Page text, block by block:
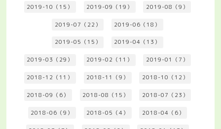
2019-10（15） 2019-09（19） 2019-08（9）
2019-07（22） 2019-06（18）
2019-05（15） 2019-04（13）
2019-03（29） 2019-02（11） 2019-01（7）
2018-12（11） 2018-11（9） 2018-10（12）
2018-09（6） 2018-08（15） 2018-07（23）
2018-06（9） 2018-05（4） 2018-04（6）